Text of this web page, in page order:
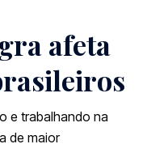
afeta
e trabalhando na
de maior